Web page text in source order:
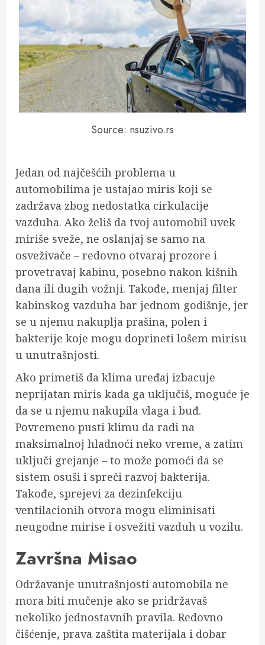
Source: nsuzivo.rs
Jedan od najčešćih problema u
automobilima je ustajao miris koji se
zadržava zbog nedostatka cirkulacije
vazduha. Ako želiš da tvoj automobil uvek
miriše sveže, ne oslanjaj se samo na
osveživače – redovno otvaraj prozore i
provetravaj kabinu, posebno nakon kišnih
dana ili dugih vožnji. Takođe, menjaj filter
kabinskog vazduha bar jednom godišnje, jer
se u njemu nakuplja prašina, polen i
bakterije koje mogu doprineti lošem mirisu
u unutrašnjosti.
Ako primetiš da klima uređaj izbacuje
neprijatan miris kada ga uključiš, moguće je
da se u njemu nakupila vlaga i buđ.
Povremeno pusti klimu da radi na
maksimalnoj hladnoći neko vreme, a zatim
uključi grejanje – to može pomoći da se
sistem osuši i spreči razvoj bakterija.
Takođe, sprejevi za dezinfekciju
ventilacionih otvora mogu eliminisati
neugodne mirise i osvežiti vazduh u vozilu.
Završna Misao
Održavanje unutrašnjosti automobila ne
mora biti mučenje ako se pridržavaš
nekoliko jednostavnih pravila. Redovno
čišćenje, prava zaštita materijala i dobar